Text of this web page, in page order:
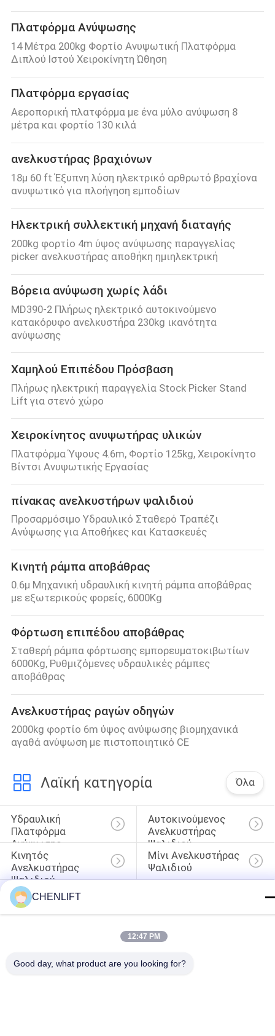
Πλατφόρμα Ανύψωσης
14 Μέτρα 200kg Φορτίο Ανυψωτική Πλατφόρμα
Διπλού Ιστού Χειροκίνητη Ώθηση
Πλατφόρμα εργασίας
Αεροπορική πλατφόρμα με ένα μύλο ανύψωση 8
μέτρα και φορτίο 130 κιλά
ανελκυστήρας βραχιόνων
18μ 60 ft Έξυπνη λύση ηλεκτρικό αρθρωτό βραχίονα
ανυψωτικό για πλοήγηση εμποδίων
Ηλεκτρική συλλεκτική μηχανή διαταγής
200kg φορτίο 4m ύψος ανύψωσης παραγγελίας
picker ανελκυστήρας αποθήκη ημιηλεκτρική
Βόρεια ανύψωση χωρίς λάδι
MD390-2 Πλήρως ηλεκτρικό αυτοκινούμενο
κατακόρυφο ανελκυστήρα 230kg ικανότητα
ανύψωσης
Χαμηλού Επιπέδου Πρόσβαση
Πλήρως ηλεκτρική παραγγελία Stock Picker Stand
Lift για στενό χώρο
Χειροκίνητος ανυψωτήρας υλικών
Πλατφόρμα Ύψους 4.6m, Φορτίο 125kg, Χειροκίνητο
Βίντσι Ανυψωτικής Εργασίας
πίνακας ανελκυστήρων ψαλιδιού
Προσαρμόσιμο Υδραυλικό Σταθερό Τραπέζι
Ανύψωσης για Αποθήκες και Κατασκευές
Κινητή ράμπα αποβάθρας
0.6μ Μηχανική υδραυλική κινητή ράμπα αποβάθρας
με εξωτερικούς φορείς, 6000Kg
Φόρτωση επιπέδου αποβάθρας
Σταθερή ράμπα φόρτωσης εμπορευματοκιβωτίων
6000Kg, Ρυθμιζόμενες υδραυλικές ράμπες
αποβάθρας
Ανελκυστήρας ραγών οδηγών
2000kg φορτίο 6m ύψος ανύψωσης βιομηχανικά
αγαθά ανύψωση με πιστοποιητικό CE
Λαϊκή κατηγορία Όλα
Υδραυλική
Πλατφόρμα
Ανύψωσης
Αυτοκινούμενος
Ανελκυστήρας
Ψαλιδιού
Κινητός
Ανελκυστήρας
Ψαλιδιού
Μίνι Ανελκυστήρας
Ψαλιδιού
Πλατφόρμα
Ανύψωσης
Ηλεκτρική
Συλλεκτική Μηχανή
CHENLIFT
12:47 PM
Good day, what product are you looking for?